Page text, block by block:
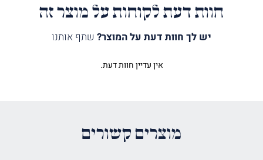
חוות דעת לקוחות על מוצר זה
יש לך חוות דעת על המוצר? שתף אותנו
אין עדיין חוות דעת.
מוצרים קשורים